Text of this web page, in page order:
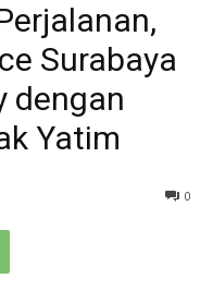
Surabaya
dengan
Yatim
0